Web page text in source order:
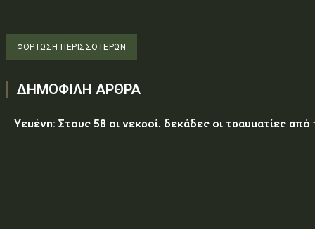
ΦΌΡΤΩΣΗ ΠΕΡΙΣΣΟΤΈΡΩΝ
ΔΗΜΟΦΙΛΗ ΑΡΘΡΑ
Υεμένη: Στους 58 οι νεκροί, δεκάδες οι τραυματίες από